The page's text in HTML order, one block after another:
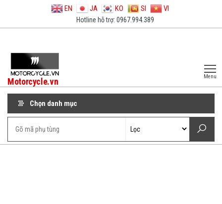
EN JA KO SI VI
Hotline hỗ trợ: 0967.994.389
Motorcycle.vn Menu
Chọn danh mục